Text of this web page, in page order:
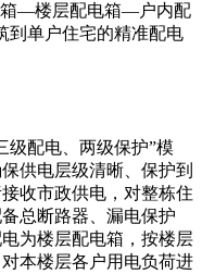
箱—楼层配电箱—户内配
到单户住宅的精准配电
级配电、两级保护”模
供电层级清晰、保护到
收市政供电，对整栋住
总断路器、漏电保护
为楼层配电箱，按楼层
本楼层各户用电负荷进